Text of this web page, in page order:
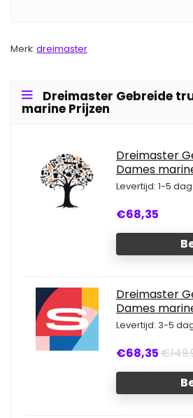
Merk: dreimaster
Dreimaster Gebreide
marine Prijzen
Dreimaster
Dames
Levertijd: 1-5
€68,35
Dreimaster
Dames
Levertijd: 3-5
€68,35